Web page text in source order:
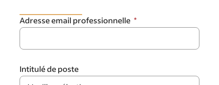
Adresse email professionnelle
Intitulé de poste